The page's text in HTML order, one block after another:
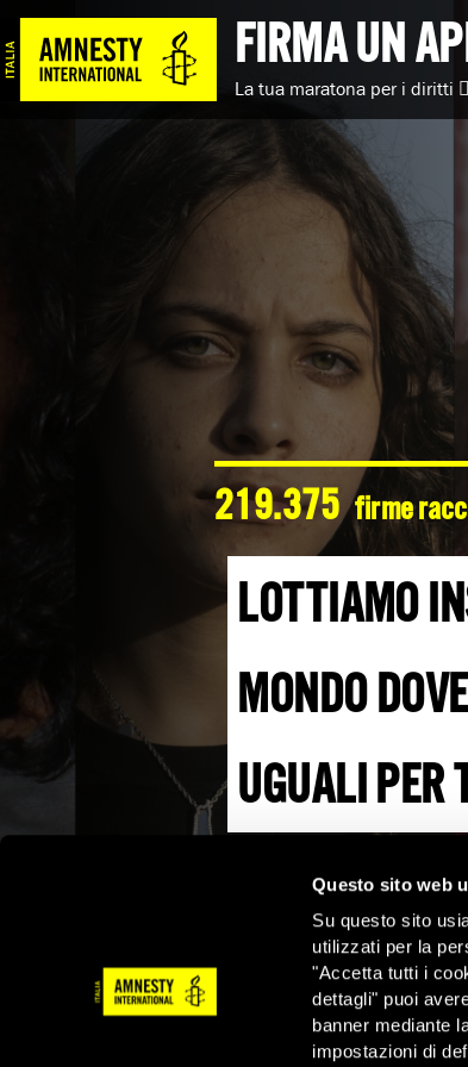
Questo sito web
Su questo sito
utilizzati per la
"Accetta tutti i
dettagli" puoi
banner mediante
impostazioni di
FIRMA UN
La tua maratona per i diritti
219.375 firme
LOTTIAMO
MONDO
UGUALI PER
Grazie a te
DONA